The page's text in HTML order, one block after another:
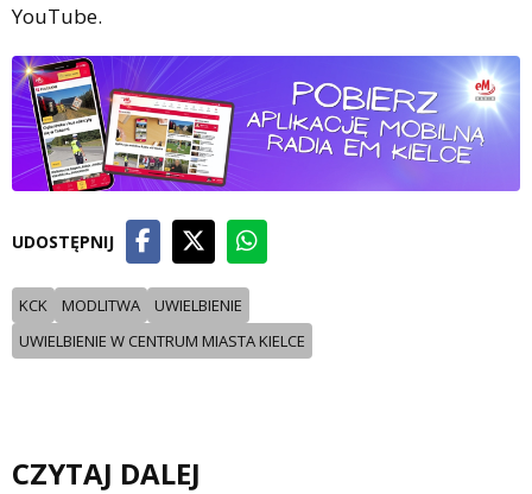
YouTube.
UDOSTĘPNIJ
KCK MODLITWA
UWIELBIENIE
UWIELBIENIE W CENTRUM MIASTA KIELCE
CZYTAJ DALEJ